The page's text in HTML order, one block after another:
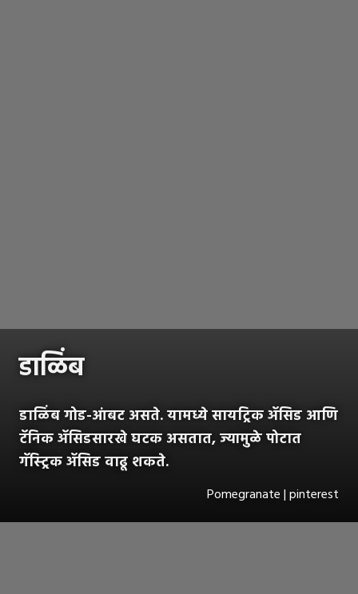
डाळिंब
डाळिंब गोड-आंबट असते. यामध्ये सायट्रिक ॲसिड आणि
टॅनिक ॲसिडसारखे घटक असतात, ज्यामुळे पोटात
गॅस्ट्रिक ॲसिड वाढू शकते.
Pomegranate | pinterest